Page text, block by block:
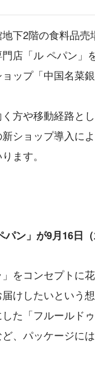
下2階の食料品
店「ル ペパン」
ップ「中国名菜
方や移動経路と
ショップ導入に
ます。
ン」が9月16日
をコンセプトに
けしたいという
た「フルールド
、パッケージに